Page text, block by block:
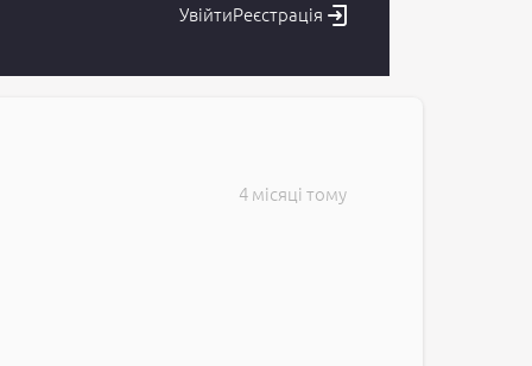
УвійтиРеєстрація
4 місяці тому